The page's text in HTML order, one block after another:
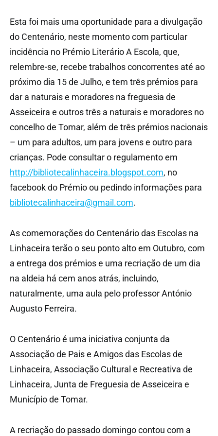
Esta foi mais uma oportunidade para a divulgação
do Centenário, neste momento com particular
incidência no Prémio Literário A Escola, que,
relembre-se, recebe trabalhos concorrentes até ao
próximo dia 15 de Julho, e tem três prémios para
dar a naturais e moradores na freguesia de
Asseiceira e outros três a naturais e moradores no
concelho de Tomar, além de três prémios nacionais
– um para adultos, um para jovens e outro para
crianças. Pode consultar o regulamento em
http://bibliotecalinhaceira.blogspot.com, no
facebook do Prémio ou pedindo informações para
bibliotecalinhaceira@gmail.com.
As comemorações do Centenário das Escolas na
Linhaceira terão o seu ponto alto em Outubro, com
a entrega dos prémios e uma recriação de um dia
na aldeia há cem anos atrás, incluindo,
naturalmente, uma aula pelo professor António
Augusto Ferreira.
O Centenário é uma iniciativa conjunta da
Associação de Pais e Amigos das Escolas de
Linhaceira, Associação Cultural e Recreativa de
Linhaceira, Junta de Freguesia de Asseiceira e
Município de Tomar.
A recriação do passado domingo contou com a